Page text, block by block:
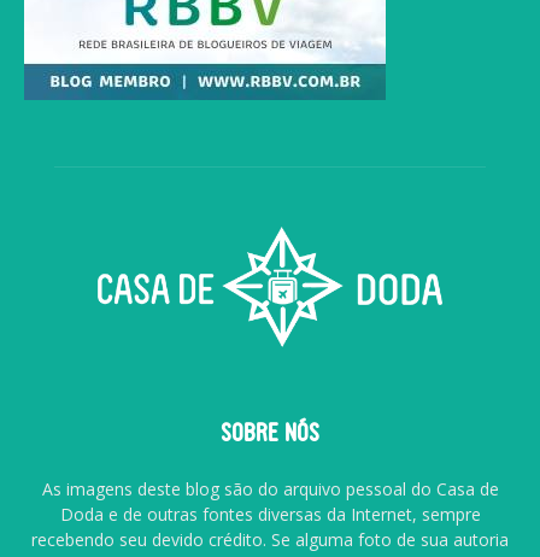
SOBRE NÓS
As imagens deste blog são do arquivo pessoal do Casa de
Doda e de outras fontes diversas da Internet, sempre
recebendo seu devido crédito. Se alguma foto de sua autoria